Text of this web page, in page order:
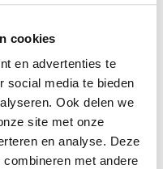
cookies
en advertenties te
social media te bieden
Ook delen we
site met onze
en analyse. Deze
met andere
art
is dat de
werkplek gescheiden
van én voor de